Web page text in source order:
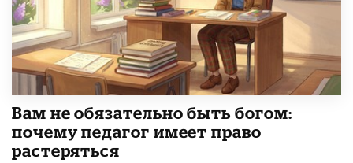
​Вам не обязательно быть богом:
почему педагог имеет право
растеряться